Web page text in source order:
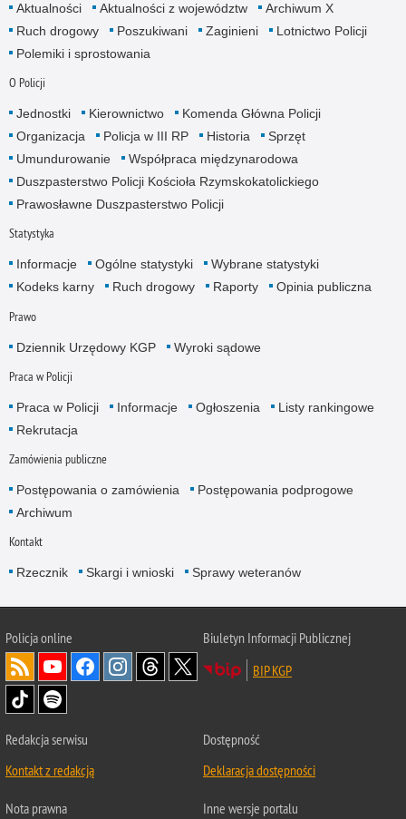
Aktualności Aktualności z województw
Archiwum X
Ruch drogowy
Poszukiwani Zaginieni
Lotnictwo Policji
Polemiki i sprostowania
O Policji
Jednostki Kierownictwo
Komenda Główna Policji
Organizacja
Policja w III RP Historia
Sprzęt
Umundurowanie
Współpraca międzynarodowa
Duszpasterstwo Policji Kościoła Rzymskokatolickiego
Prawosławne Duszpasterstwo Policji
Statystyka
Informacje Ogólne statystyki
Wybrane statystyki
Kodeks karny
Ruch drogowy Raporty Opinia publiczna
Prawo
Dziennik Urzędowy KGP Wyroki sądowe
Praca w Policji
Praca w Policji Informacje Ogłoszenia
Listy rankingowe
Rekrutacja
Zamówienia publiczne
Postępowania o zamówienia
Postępowania podprogowe
Archiwum
Kontakt
Rzecznik Skargi i wnioski Sprawy weteranów
Policjaonline
Biuletyn Informacji Publicznej
BIP KGP
Redakcja serwisu
Kontakt z redakcją
Dostępność
Deklaracja dostępności
Nota prawna Inne wersje portalu